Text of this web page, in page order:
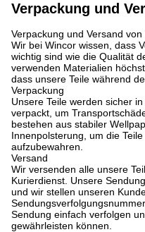
Verpackung und
Verpackung und Versand
Wir bei Wincor wissen, dass
wichtig sind wie die Qualität
verwenden Materialien
dass unsere Teile während
Verpackung
Unsere Teile werden sicher
verpackt, um
bestehen aus stabiler
Innenpolsterung, um die
aufzubewahren.
Versand
Wir versenden alle unsere
Kurierdienst. Unsere
und wir stellen unseren
Sendung einfach verfolgen
gewährleisten können.